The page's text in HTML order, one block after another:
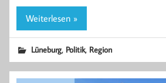
Weiterlesen »
Lüneburg, Politik, Region